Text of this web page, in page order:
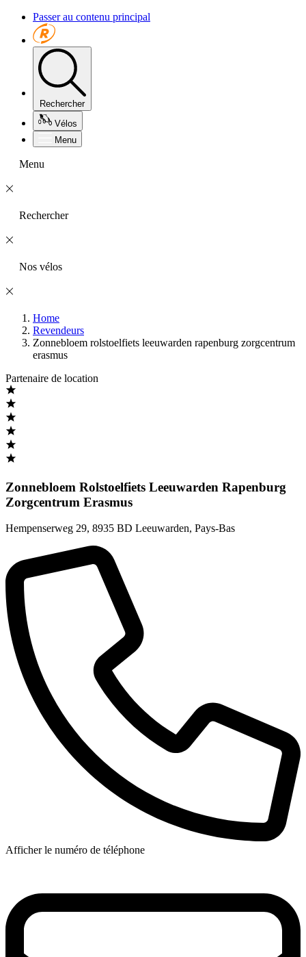
Passer au contenu principal
Rechercher
Vélos
Menu
Menu
Rechercher
Nos vélos
Home
Revendeurs
Zonnebloem rolstoelfiets leeuwarden rapenburg zorgcentrum
erasmus
Partenaire de location
Zonnebloem Rolstoelfiets Leeuwarden Rapenburg
Zorgcentrum Erasmus
Hempenserweg 29, 8935 BD Leeuwarden, Pays-Bas
Afficher le numéro de téléphone